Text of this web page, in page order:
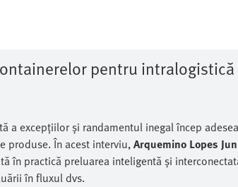
pentru intralogistică
a excepțiilor și randamentul inegal încep
produse. În acest interviu,Arquemino Lopes
în practică preluarea inteligentă și
în fluxul dvs.